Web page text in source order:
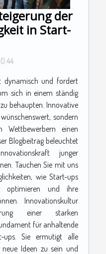
der
in Start-
dynamisch und fordert
sich in einem ständig
behaupten. Innovative
sondern
Wettbewerbern einen
Blogbeitrag beleuchtet
junger
Tauchen Sie mit uns
wie Start-ups
optimieren und ihre
Innovationskultur
einer starken
für anhaltende
ups. Sie ermutigt alle
Ideen zu sein und